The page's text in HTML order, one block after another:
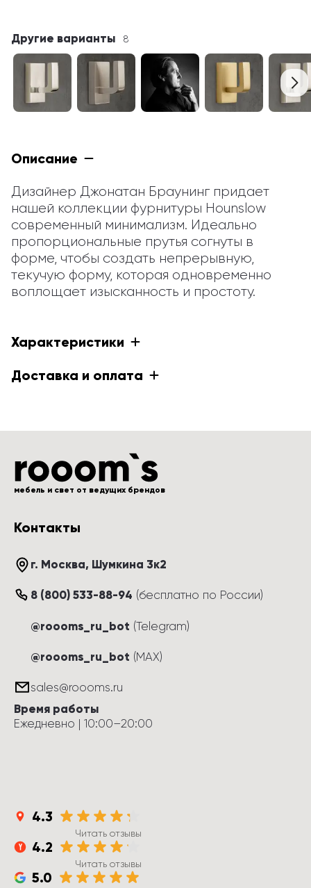
Другие варианты 8
Описание
Дизайнер Джонатан Браунинг придает
нашей коллекции фурнитуры Hounslow
современный минимализм. Идеально
пропорциональные прутья согнуты в
форме, чтобы создать непрерывную,
текучую форму, которая одновременно
воплощает изысканность и простоту.
Характеристики
Доставка и оплата
мебель и свет от ведущих брендов
Контакты
г. Москва, Шумкина 3к2
8 (800) 533-88-94 (бесплатно по России)
@roooms_ru_bot (Telegram)
@roooms_ru_bot (MAX)
sales@roooms.ru
Время работы
Ежедневно | 10:00–20:00
4.3
Читать отзывы
4.2
Читать отзывы
5.0